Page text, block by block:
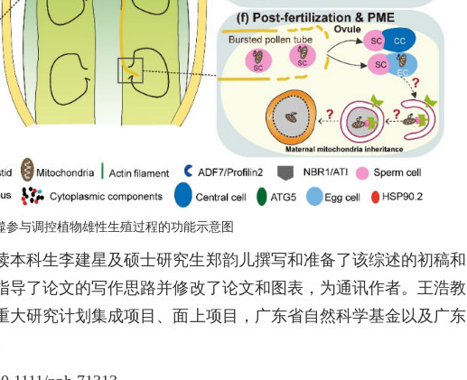
参与调控植物雄性生殖过程的功能示意图
本科生李建星及硕士研究生郑韵儿撰写和准备了该综述的初稿和
导了论文的写作思路并修改了论文和图表，为通讯作者。王浩教
大研究计划集成项目、面上项目，广东省自然科学基金以及广东